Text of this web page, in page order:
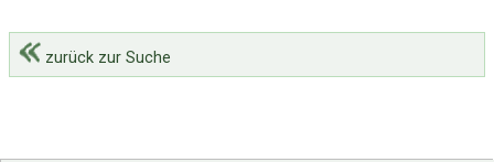
zurück zur Suche